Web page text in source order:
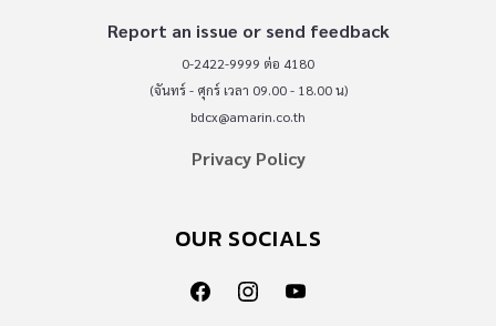
Report an issue or send feedback
0-2422-9999 ต่อ 4180
(จันทร์ - ศุกร์ เวลา 09.00 - 18.00 น)
bdcx@amarin.co.th
Privacy Policy
OUR SOCIALS